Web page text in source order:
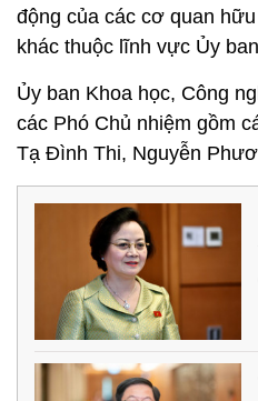
động của các cơ quan
khác thuộc lĩnh vực Ủy
Ủy ban Khoa học, Công
các Phó Chủ nhiệm gồm
Tạ Đình Thi, Nguyễn